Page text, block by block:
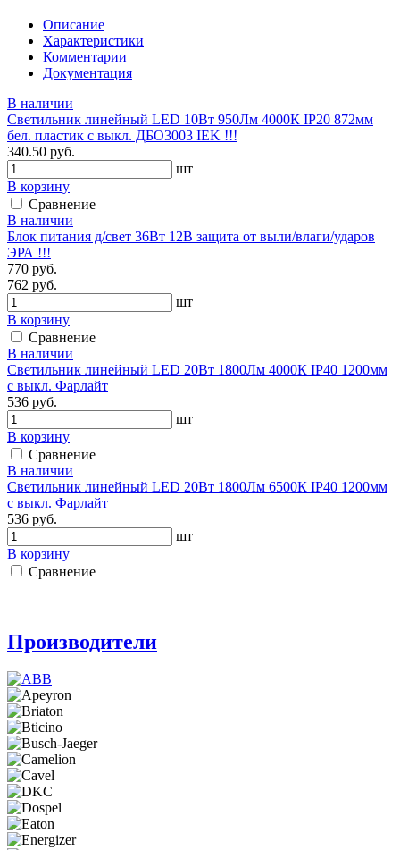
Описание
Характеристики
Комментарии
Документация
В наличии
Светильник линейный LED 10Вт 950Лм 4000К IP20 872мм
бел. пластик с выкл. ДБО3003 IEK !!!
340.50 руб.
шт
В корзину
Сравнение
В наличии
Блок питания д/свет 36Вт 12В защита от выли/влаги/ударов
ЭРА !!!
770 руб.
762 руб.
шт
В корзину
Сравнение
В наличии
Светильник линейный LED 20Вт 1800Лм 4000К IP40 1200мм
с выкл. Фарлайт
536 руб.
шт
В корзину
Сравнение
В наличии
Светильник линейный LED 20Вт 1800Лм 6500К IP40 1200мм
с выкл. Фарлайт
536 руб.
шт
В корзину
Сравнение
Производители